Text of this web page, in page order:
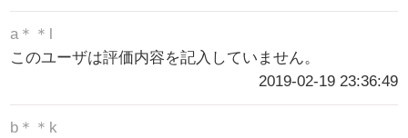
a＊＊l
このユーザは評価内容を記入していません。
2019-02-19 23:36:49
b＊＊k